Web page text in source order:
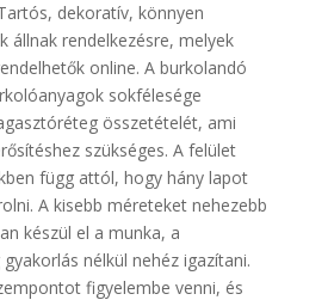
dekoratív, könnyen
állnak rendelkezésre, melyek
online. A burkolandó
sokfélesége
összetételét, ami
szükséges. A felület
függ attól, hogy hány lapot
A kisebb méreteket nehezebb
készül el a munka, a
nélkül nehéz igazítani.
figyelembe venni, és